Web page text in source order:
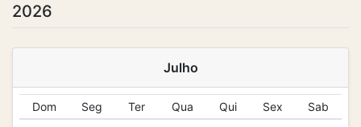
2026
Julho
Dom Seg Ter Qua Qui Sex Sab